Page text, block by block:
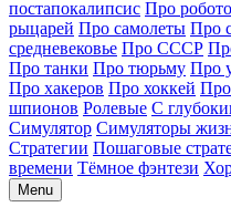
постапокалипсис Про
рыцарей Про самолеты Про
средневековье Про СССР
Про танки Про тюрьму Про
Про хакеров Про хоккей
шпионов Ролевые С
Симулятор Симуляторы
Стратегии Пошаговые
времени Тёмное фэнтези
Menu